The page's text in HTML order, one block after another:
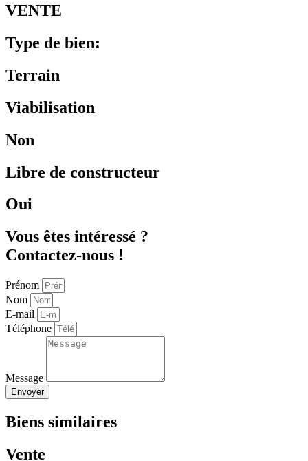
VENTE
Type de bien:
Terrain
Viabilisation
Non
Libre de constructeur
Oui
Vous êtes intéressé ?
Contactez-nous !
Prénom
Nom
E-mail
Téléphone
Message
Envoyer
Biens similaires
Vente